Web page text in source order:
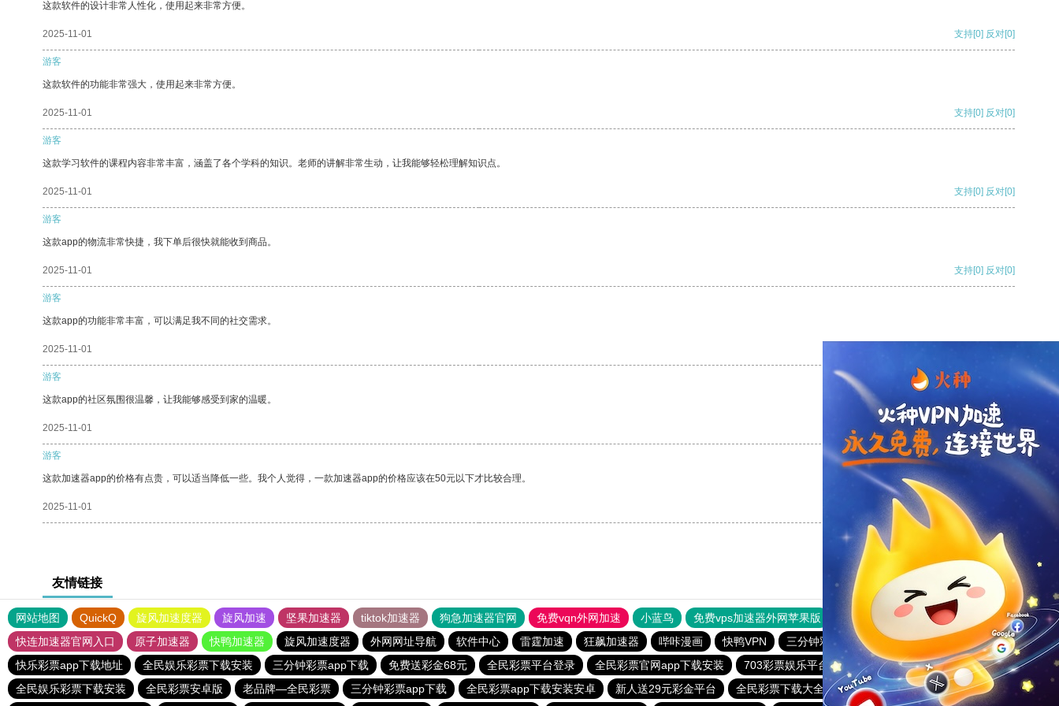
这款软件的设计非常人性化，使用起来非常方便。
2025-11-01 支持[0] 反对[0]
游客
这款软件的功能非常强大，使用起来非常方便。
2025-11-01 支持[0] 反对[0]
游客
这款学习软件的课程内容非常丰富，涵盖了各个学科的知识。老师的讲解非常生动，让我能够轻松理解知识点。
2025-11-01 支持[0] 反对[0]
游客
这款app的物流非常快捷，我下单后很快就能收到商品。
2025-11-01 支持[0] 反对[0]
游客
这款app的功能非常丰富，可以满足我不同的社交需求。
2025-11-01
游客
这款app的社区氛围很温馨，让我能够感受到家的温暖。
2025-11-01 支持 [0] 反对 [0]
游客
这款加速器app的价格有点贵，可以适当降低一些。我个人觉得，一款加速器app的价格应该在50元以下才比较合理。
2025-11-01 支持
友情链接
网站地图 QuickQ 旋风加速度器 旋风加速 坚果加速器 tiktok加速器 狗急加速器官网 免费vqn外网加速 小蓝鸟 免费vps加速器外网苹果版 旋风加速度器
快连加速器
快连加速器官网入口
原子加速器 快鸭加速器 旋风加速度器 外网网址导航 软件中心 雷霆加速 狂飙加速器 哔咔漫画 快鸭VPN 三分钟彩票app下载
全民彩票安卓版下载
快乐彩票app下载地址
全民娱乐彩票下载安装 三分钟彩票app下载 免费送彩金68元 全民彩票平台登录 全民彩票官网app下载安装 703彩票娱乐平台
全民彩票下载大全官网
全民娱乐彩票下载安装
全民彩票安卓版 老品牌—全民彩票 三分钟彩票app下载 全民彩票app下载安装安卓 新人送29元彩金平台 全民彩票下载大全官网
老品牌—全民彩票